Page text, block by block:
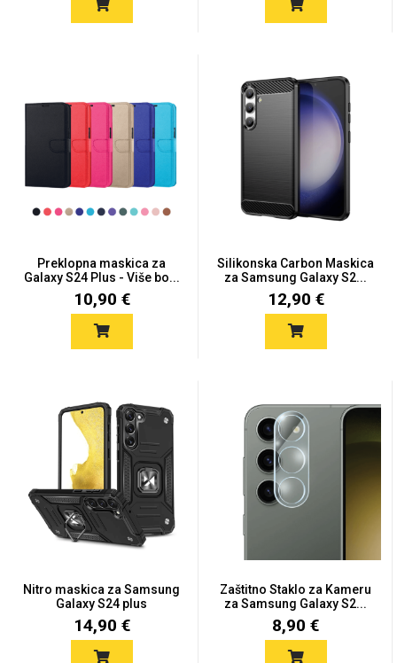
Preklopna maskica za
Galaxy S24 Plus - Više bo...
10,90 €
Silikonska Carbon Maskica
za Samsung Galaxy S2...
12,90 €
Nitro maskica za Samsung
Galaxy S24 plus
14,90 €
Zaštitno Staklo za Kameru
za Samsung Galaxy S2...
8,90 €
Quotes Collection Cirkus
Zodiac Halloween
Doodles Apstraktni motivi